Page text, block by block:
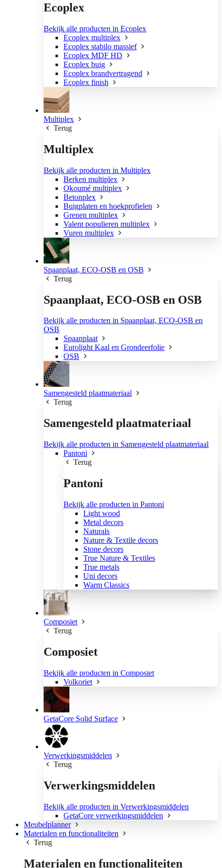
Ecoplex
Bekijk alle producten in Ecoplex
Ecoplex multiplex
Ecoplex stabilo massief
Ecoplex MDF HD
Ecoplex buig
Ecoplex brandvertragend
Ecoplex finish
Multiplex
Terug
Multiplex
Bekijk alle producten in Multiplex
Berken multiplex
Okoumé multiplex
Betonplex
Buigplaten en hoekprofielen
Grenen multiplex
Valent populieren multiplex
Vuren multiplex
Spaanplaat, ECO-OSB en OSB
Terug
Spaanplaat, ECO-OSB en OSB
Bekijk alle producten in Spaanplaat, ECO-OSB en
OSB
Spaanplaat
Eurolight Kaal en Grondeerfolie
OSB
Samengesteld plaatmateriaal
Terug
Samengesteld plaatmateriaal
Bekijk alle producten in Samengesteld plaatmateriaal
Pantoni
Terug
Pantoni
Bekijk alle producten in Pantoni
Light wood
Metal decors
Naturals
Nature & Textile decors
Stone decors
True Nature & Textiles
True metals
Uni decors
Warm Classics
Composiet
Terug
Composiet
Bekijk alle producten in Composiet
Volkoriet
GetaCore Solid Surface
Verwerkingsmiddelen
Terug
Verwerkingsmiddelen
Bekijk alle producten in Verwerkingsmiddelen
GetaCore verwerkingsmiddelen
Meubelplanner
Materialen en functionaliteiten
Terug
Materialen en functionaliteiten